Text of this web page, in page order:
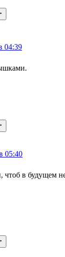
04:39
05:40
в будущем